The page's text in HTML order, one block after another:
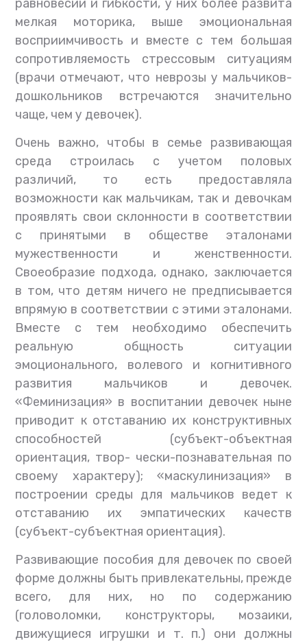
равновесии и гибкости, у них более развита
мелкая моторика, выше эмоциональная
восприимчивость и вместе с тем большая
сопротивляемость стрессовым ситуациям
(врачи отмечают, что неврозы у мальчиков-
дошкольников встречаются значительно
чаще, чем у девочек).
Очень важно, чтобы в семье развивающая
среда строилась с учетом половых
различий, то есть предоставляла
возможности как мальчикам, так и девочкам
проявлять свои склонности в соответствии
с принятыми в обществе эталонами
мужественности и женственности.
Своеобразие подхода, однако, заключается
в том, что детям ничего не предписывается
впрямую в соответствии с этими эталонами.
Вместе с тем необходимо обеспечить
реальную общность ситуации
эмоционального, волевого и когнитивного
развития мальчиков и девочек.
«Феминизация» в воспитании девочек ныне
приводит к отставанию их конструктивных
способностей (субъект-объектная
ориентация, твор- чески-познавательная по
своему характеру); «маскулинизация» в
построении среды для мальчиков ведет к
отставанию их эмпатических качеств
(субъект-субъектная ориентация).
Развивающие пособия для девочек по своей
форме должны быть привлекательны, прежде
всего, для них, но по содержанию
(головоломки, конструкторы, мозаики,
движущиеся игрушки и т. п.) они должны